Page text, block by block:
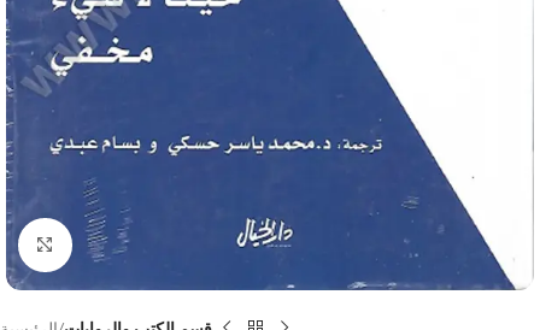
Click to enlarge